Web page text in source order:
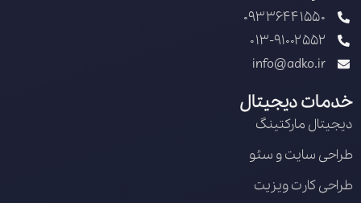
09336441550
013-91002552
info@adko.ir
خدمات دیجیتال
دیجیتال مارکتینگ
طراحی سایت و سئو
طراحی کارت ویزیت